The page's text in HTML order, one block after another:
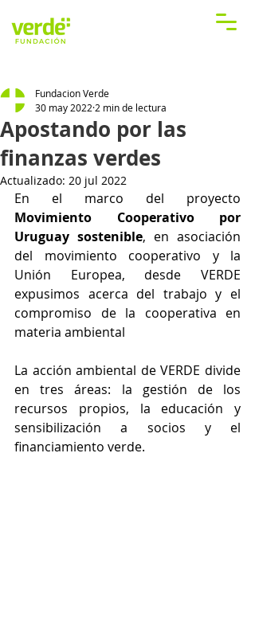
Apostando por las
finanzas verdes
Fundacion Verde
30 may 2022 2 min de lectura
Actualizado: 20 jul 2022
Movimiento Cooperativo por
Uruguay sostenible, en asociación
del movimiento cooperativo y la
Unión Europea, desde VERDE
expusimos acerca del trabajo y el
compromiso de la cooperativa en
materia ambiental
La acción ambiental de VERDE divide
en tres áreas: la gestión de los
recursos propios, la educación y
sensibilización a socios y el
financiamiento verde.